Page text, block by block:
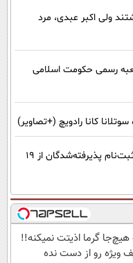
ولی اکبر عبدی، مرد
رسمی حکومت اسلامی
کانا رادویچ (+تصاویر)
نتایج آزمون مدارس سمپاد اعلام شد/ ثبت‌نام پذیرفته‌شدگان از ۱۹
گرما اذیتت نمیکنه!!
ویژه رو از دست نده